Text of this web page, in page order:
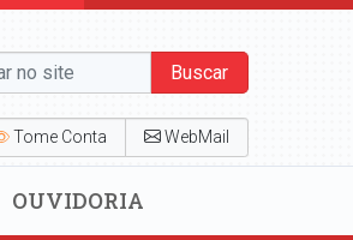
Buscar
Tome Conta WebMail
OUVIDORIA